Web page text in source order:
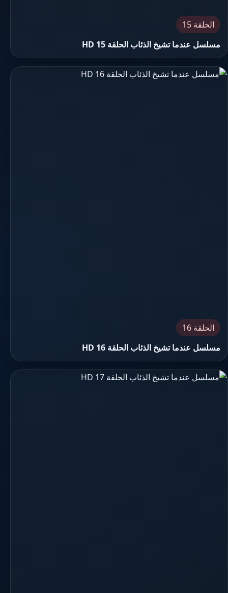
الحلقة 15
مسلسل عندما تشيخ الذئاب الحلقة 15 HD
الحلقة 16
مسلسل عندما تشيخ الذئاب الحلقة 16 HD